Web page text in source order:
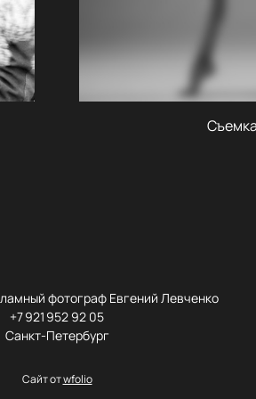
фотограф Евгений Левченко
+7 921 952 92 05
Санкт-Петербург
Сайт отwfolio